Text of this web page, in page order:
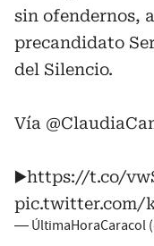
sin ofendernos,
precandidato
del Silencio.
Vía
▶️https://t.co/
pic.twitter.com/
— ÚltimaHoraCaracol